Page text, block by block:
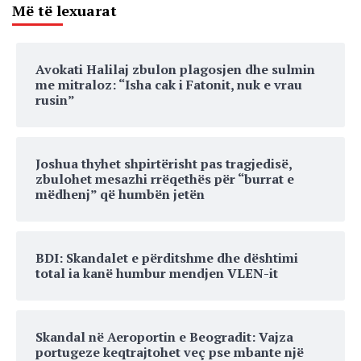
Më të lexuarat
Avokati Halilaj zbulon plagosjen dhe sulmin
me mitraloz: “Isha cak i Fatonit, nuk e vrau
rusin”
Joshua thyhet shpirtërisht pas tragjedisë,
zbulohet mesazhi rrëqethës për “burrat e
mëdhenj” që humbën jetën
BDI: Skandalet e përditshme dhe dështimi
total ia kanë humbur mendjen VLEN-it
Skandal në Aeroportin e Beogradit: Vajza
portugeze keqtrajtohet veç pse mbante një